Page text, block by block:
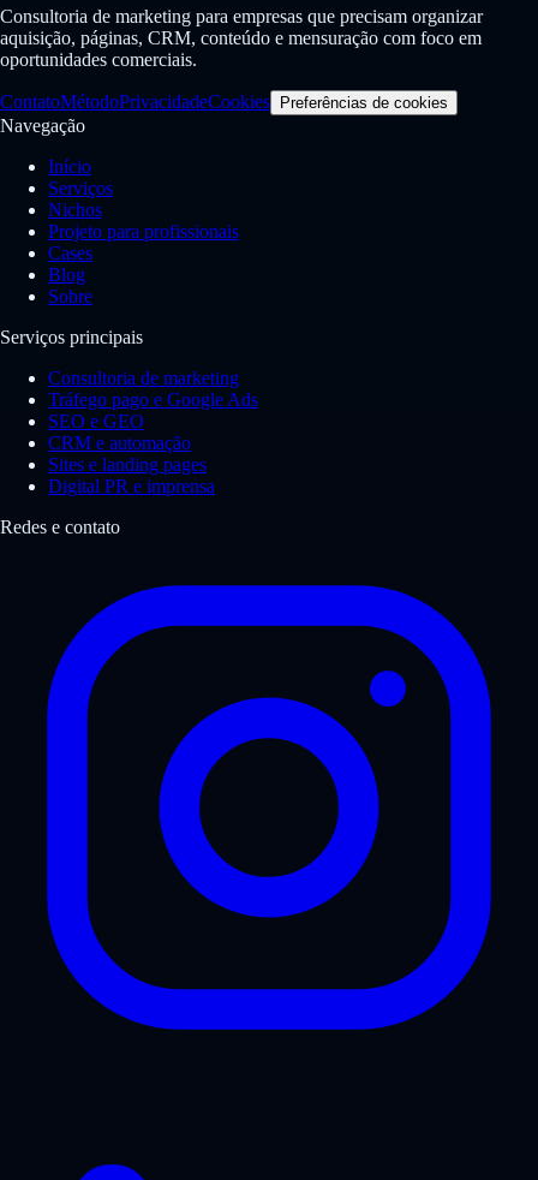
Consultoria de marketing para empresas que precisam organizar
aquisição, páginas, CRM, conteúdo e mensuração com foco em
oportunidades comerciais.
ContatoMétodoPrivacidadeCookies Preferências de cookies
Navegação
Início
Serviços
Nichos
Projeto para profissionais
Cases
Blog
Sobre
Serviços principais
Consultoria de marketing
Tráfego pago e Google Ads
SEO e GEO
CRM e automação
Sites e landing pages
Digital PR e imprensa
Redes e contato